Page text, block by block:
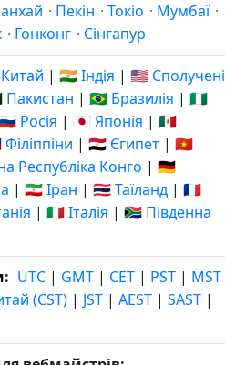
· Пекін · Токіо · Мумбаї ·
· Гонконг · Сінгапур
| 🇮🇳 Індія | 🇺🇸 Сполучені
Пакистан | 🇧🇷 Бразилія | 🇳🇬
Росія | 🇯🇵 Японія | 🇲🇽
| 🇪🇬 Єгипет | 🇻🇳
Республіка Конго | 🇩🇪
| 🇮🇷 Іран | 🇹🇭 Таїланд | 🇫🇷
| 🇮🇹 Італія | 🇿🇦 Південна
: UTC | GMT | CET | PST | MST
(CST) | JST | AEST | SAST |